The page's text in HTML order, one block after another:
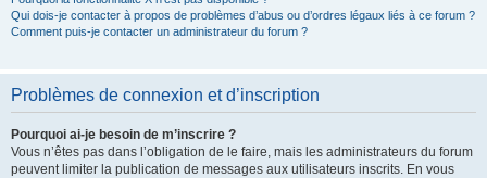
Qui dois-je contacter à propos de problèmes d’abus ou d’ordres légaux liés à ce forum ?
Comment puis-je contacter un administrateur du forum ?
Problèmes de connexion et d’inscription
Pourquoi ai-je besoin de m’inscrire ?
Vous n’êtes pas dans l’obligation de le faire, mais les administrateurs du forum
peuvent limiter la publication de messages aux utilisateurs inscrits. En vous